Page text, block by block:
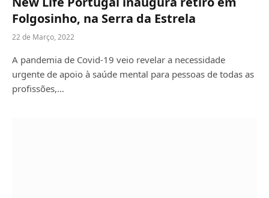
Folgosinho, na Serra da Estrela
22 de Março, 2022
A pandemia de Covid-19 veio revelar a necessidade
urgente de apoio à saúde mental para pessoas de todas as
profissões,…